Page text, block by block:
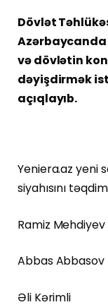
Dövlət
və dövlətin
dəyişdirmək
açıqlayıb.
Yeniera.az yeni
siyahısını
Ramiz Mehdiyev
Abbas Abbasov
Əli Kərimli